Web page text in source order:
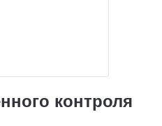
контроля